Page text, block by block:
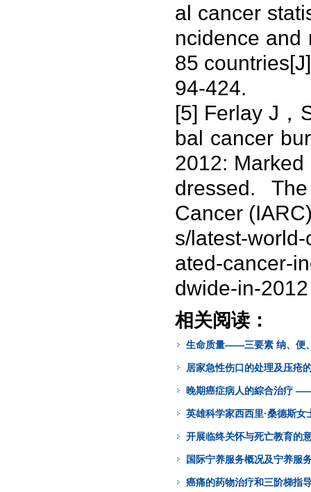
al cancer
ncidence and
85
94-424.
[5] Ferlay J，
bal cancer
2012:
dressed. The
Cancer
s/latest-
ated-cancer-
dwide-in-2012
相关阅读：
生命质量——三要素 纳、便
居家急性伤口的处理及压疮
晚期癌症病人的綜合治疗
英雄科学家西西里·桑德斯女
开展临终关怀与死亡教育的
国际宁养服务概况及宁养服
癌痛的药物治疗和三阶梯指